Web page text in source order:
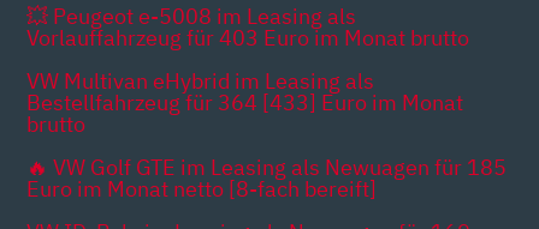
💥 Peugeot e-5008 im Leasing als
Vorlauffahrzeug für 403 Euro im Monat brutto
VW Multivan eHybrid im Leasing als
Bestellfahrzeug für 364 [433] Euro im Monat
brutto
🔥 VW Golf GTE im Leasing als Newuagen für 185
Euro im Monat netto [8-fach bereift]